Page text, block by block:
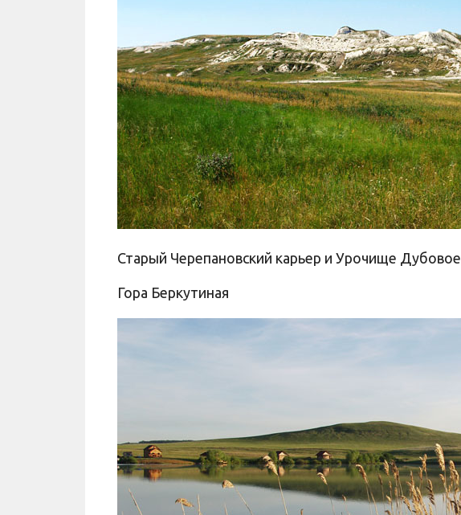
Старый Черепановский карьер и Урочище Дубовое
Гора Беркутиная